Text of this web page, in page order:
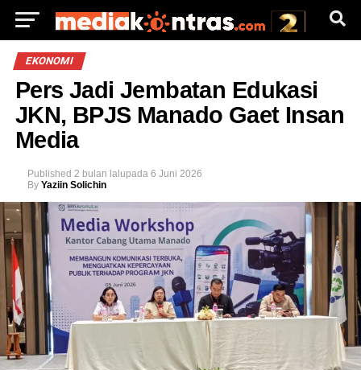
EKONOMI
Pers Jadi Jembatan Edukasi
JKN, BPJS Manado Gaet Insan
Media
Published 2 bulan lalupada 6 Juni 2026
By Yaziin Solichin